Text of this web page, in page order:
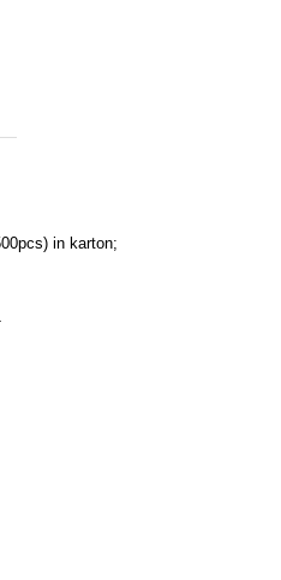
in karton;